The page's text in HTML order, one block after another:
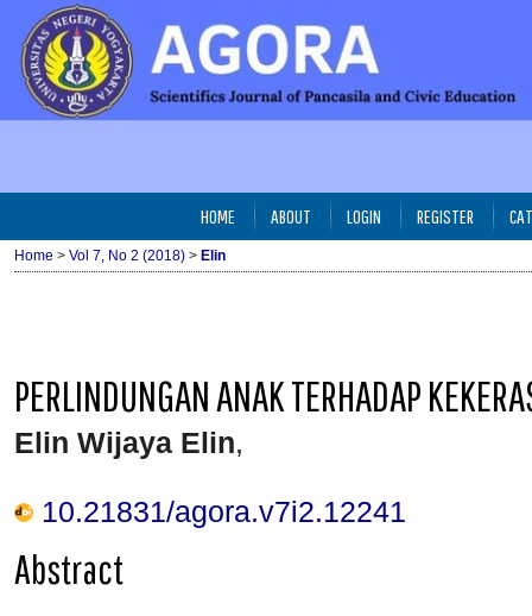
HOME ABOUT LOGIN REGISTER
Home > Vol 7, No 2 (2018) > Elin
PERLINDUNGAN ANAK TERHADAP
Elin Wijaya Elin,
10.21831/agora.v7i2.12241
Abstract